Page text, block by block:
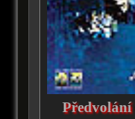
Předvolání